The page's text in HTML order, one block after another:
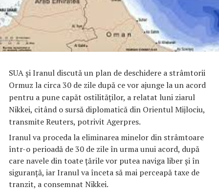
SUA şi Iranul discută un plan de deschidere a strâmtorii
Ormuz la circa 30 de zile după ce vor ajunge la un acord
pentru a pune capăt ostilităţilor, a relatat luni ziarul
Nikkei, citând o sursă diplomatică din Orientul Mijlociu,
transmite Reuters, potrivit Agerpres.
Iranul va proceda la eliminarea minelor din strâmtoare
într-o perioadă de 30 de zile în urma unui acord, după
care navele din toate ţările vor putea naviga liber şi în
siguranţă, iar Iranul va înceta să mai perceapă taxe de
tranzit, a consemnat Nikkei.